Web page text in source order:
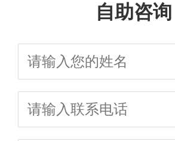
自助咨询